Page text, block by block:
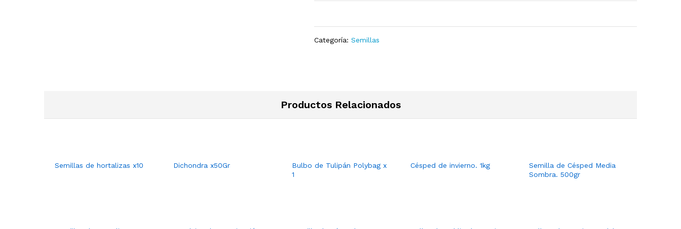
Categoría:Semillas
Productos Relacionados
Semillas de hortalizas x10 Dichondra x50Gr
Bulbo de Tulipán Polybag x
1
Césped de invierno. 1kg
Semilla de Césped Media
Sombra. 500gr